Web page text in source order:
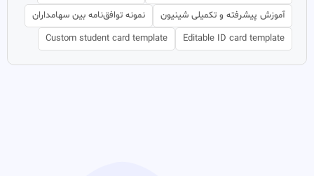
آموزش پیشرفته و تکمیلی شینیون
نمونه توافق‌نامه بین سهامداران
Editable ID card template
Custom student card template